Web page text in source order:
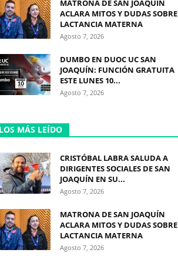
MATRONA DE SAN JOAQUÍN
ACLARA MITOS Y DUDAS SOBRE
LACTANCIA MATERNA
Agosto 7, 2026
DUMBO EN DUOC UC SAN
JOAQUÍN: FUNCIÓN GRATUITA
ESTE LUNES 10...
Agosto 7, 2026
MÁS LEÍDO
CRISTÓBAL LABRA SALUDA A
DIRIGENTES SOCIALES DE SAN
JOAQUÍN EN SU...
Agosto 7, 2026
MATRONA DE SAN JOAQUÍN
ACLARA MITOS Y DUDAS SOBRE
LACTANCIA MATERNA
Agosto 7, 2026